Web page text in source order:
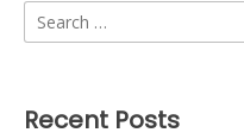
Search
for:
Recent Posts